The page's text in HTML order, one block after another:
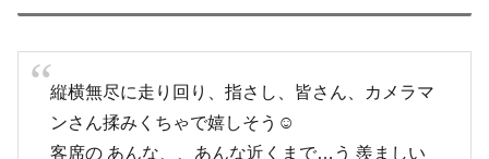
縦横無尽に走り回り、指さし、皆さん、カメラマ
ンさん揉みくちゃで嬉しそう☺️
客席の あんな、、あんな近くまで…う 羨ましい